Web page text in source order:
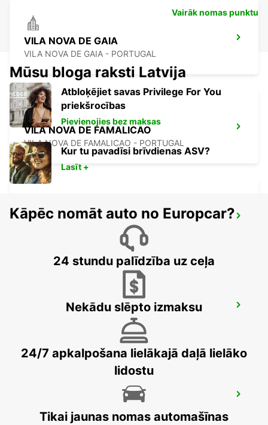
VILA NOVA DE GAIA
VILA NOVA DE GAIA - PORTUGAL
VILA NOVA DE FAMALICAO
VILA NOVA DE FAMALICAO - PORTUGAL
PENAFIEL
SANTA MARIA DA FEIRA
SANTA MARIA DA FEIRA - PORTUGAL
GUIMARAES - PORTUGAL
Vairāk nomas punktu
Mūsu bloga raksti Latvija
Atbloķējiet savas Privilege For You
priekšrocības
Pievienojies bez maksas
Kur tu pavadīsi brīvdienas ASV?
Lasīt +
Kāpēc nomāt auto no Europcar?
24 stundu palīdzība uz ceļa
Nekādu slēpto izmaksu
24/7 apkalpošana lielākajā daļā lielāko
lidostu
Tikai jaunas nomas automašīnas